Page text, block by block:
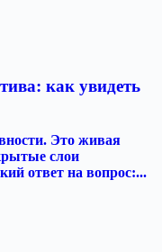
как увидеть
Это живая
слои
ответ на вопрос:...